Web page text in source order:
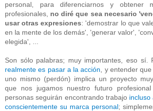
personal, para diferenciarnos y obtener
profesionales, no diré que sea necesario
usar otras expresiones: 'demostrar lo que
en la mente de los demás', 'generar valor',
elegida', ...
Son sólo palabras; muy importantes, eso sí.
realmente es pasar a la acción, y entender
uno mismo (perdón) implica un proyecto
que nos jugamos nuestro futuro
personas seguirán encontrando trabajo incluso
conscientemente su marca personal;